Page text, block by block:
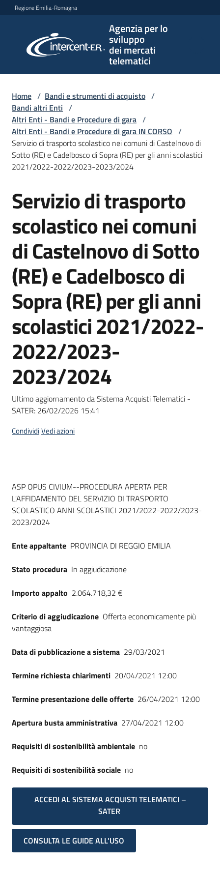
Vai al contenuto
Vai alla navigazione
Vai al footer
Regione Emilia-Romagna
Agenzia per lo
sviluppo
dei mercati
telematici
per lo
sviluppo
telematici
L'Agenzia
e
strumenti
acquisto
Supporto
Piattaforme
telematiche
site
Home / Bandi e strumenti di acquisto /
Bandi altri Enti /
Altri Enti - Bandi e Procedure di gara /
Altri Enti - Bandi e Procedure di gara IN CORSO /
Servizio di trasporto scolastico nei comuni di Castelnovo di
Sotto (RE) e Cadelbosco di Sopra (RE) per gli anni scolastici
2021/2022-2022/2023-2023/2024
Salta al contenuto
Servizio di trasporto
scolastico nei comuni
di Castelnovo di Sotto
(RE) e Cadelbosco di
Sopra (RE) per gli anni
scolastici 2021/2022-
2022/2023-
2023/2024
Ultimo aggiornamento da Sistema Acquisti Telematici -
SATER: 26/02/2026 15:41
CondividiVedi azioni
Dati del bando
ASP OPUS CIVIUM--PROCEDURA APERTA PER
L'AFFIDAMENTO DEL SERVIZIO DI TRASPORTO
SCOLASTICO ANNI SCOLASTICI 2021/2022-2022/2023-
2023/2024
Ente appaltante PROVINCIA DI REGGIO EMILIA
Stato procedura In aggiudicazione
Importo appalto 2.064.718,32 €
Criterio di aggiudicazione Offerta economicamente più
vantaggiosa
Data di pubblicazione a sistema 29/03/2021
Termine richiesta chiarimenti 20/04/2021 12:00
Termine presentazione delle offerte 26/04/2021 12:00
Apertura busta amministrativa 27/04/2021 12:00
Requisiti di sostenibilità ambientale no
Requisiti di sostenibilità sociale no
ACCEDI AL SISTEMA ACQUISTI TELEMATICI –
SATER
CONSULTA LE GUIDE ALL'USO